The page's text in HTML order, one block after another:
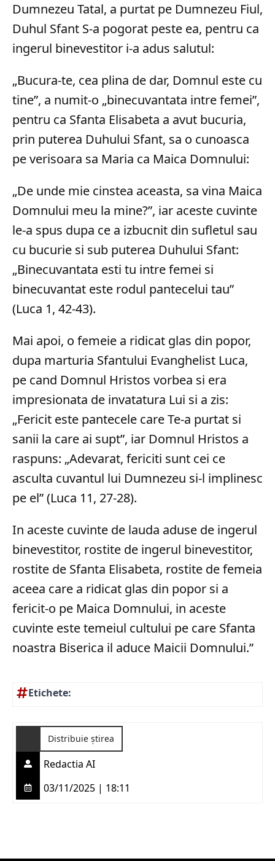
Dumnezeu Tatal, a purtat pe Dumnezeu Fiul,
Duhul Sfant S-a pogorat peste ea, pentru ca
ingerul binevestitor i-a adus salutul:
„Bucura-te, cea plina de dar, Domnul este cu
tine”, a numit-o „binecuvantata intre femei”,
pentru ca Sfanta Elisabeta a avut bucuria,
prin puterea Duhului Sfant, sa o cunoasca
pe verisoara sa Maria ca Maica Domnului:
„De unde mie cinstea aceasta, sa vina Maica
Domnului meu la mine?”, iar aceste cuvinte
le-a spus dupa ce a izbucnit din sufletul sau
cu bucurie si sub puterea Duhului Sfant:
„Binecuvantata esti tu intre femei si
binecuvantat este rodul pantecelui tau”
(Luca 1, 42-43).
Mai apoi, o femeie a ridicat glas din popor,
dupa marturia Sfantului Evanghelist Luca,
pe cand Domnul Hristos vorbea si era
impresionata de invatatura Lui si a zis:
„Fericit este pantecele care Te-a purtat si
sanii la care ai supt”, iar Domnul Hristos a
raspuns: „Adevarat, fericiti sunt cei ce
asculta cuvantul lui Dumnezeu si-l implinesc
pe el” (Luca 11, 27-28).
In aceste cuvinte de lauda aduse de ingerul
binevestitor, rostite de ingerul binevestitor,
rostite de Sfanta Elisabeta, rostite de femeia
aceea care a ridicat glas din popor si a
fericit-o pe Maica Domnului, in aceste
cuvinte este temeiul cultului pe care Sfanta
noastra Biserica il aduce Maicii Domnului.”
Etichete:
Distribuie știrea
Redactia AI
03/11/2025 | 18:11